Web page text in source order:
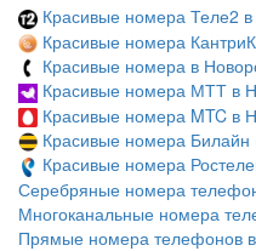
Красивые номера Теле2
Красивые номера
Красивые номера в
Красивые номера МТТ в
Красивые номера MTC в
Красивые номера Билайн
Красивые номера
Серебряные номера
Многоканальные номера
Прямые номера телефонов